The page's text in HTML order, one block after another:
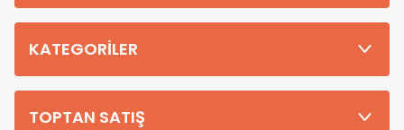
teslim edilmektedir. (kırsal köy kasaba gibi yerlere bu süre 7 güne
KATEGORİLER
TOPTAN SATIŞ